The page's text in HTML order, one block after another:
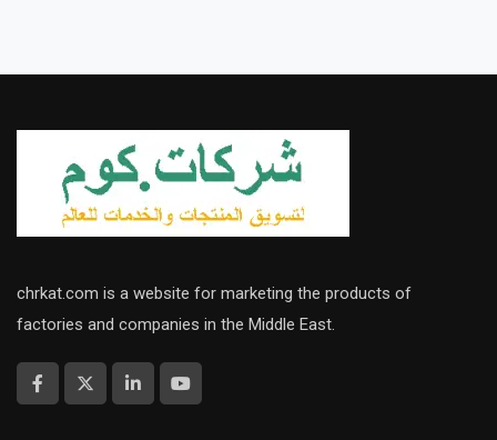
chrkat.com is a website for marketing the products of
factories and companies in the Middle East.